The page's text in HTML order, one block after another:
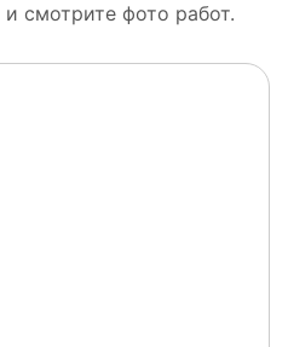
смотрите фото работ.